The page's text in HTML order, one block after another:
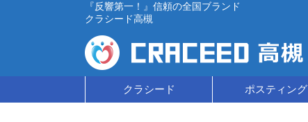
『反響第一！』信頼の全国ブランド
クラシード高槻
クラシード ポスティング